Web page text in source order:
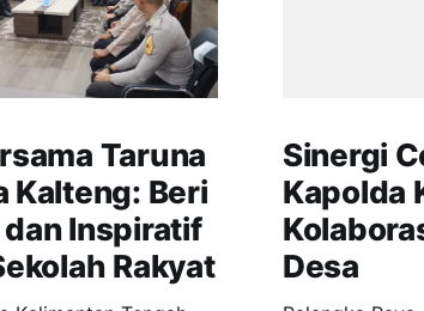
Taruna
Kalteng: Beri
Inspiratif
Rakyat
Sinergi
Kapolda
Desa